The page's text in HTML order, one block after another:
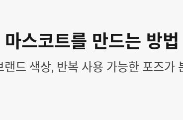
스코트를 만드는 방법
드 색상, 반복 사용 가능한 포즈가